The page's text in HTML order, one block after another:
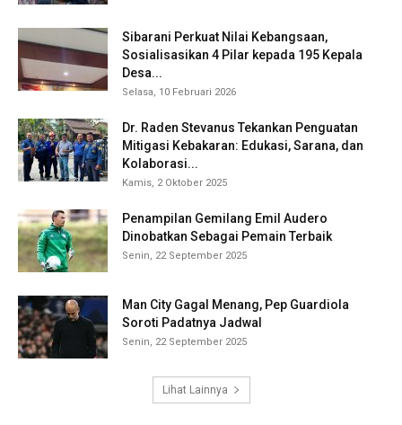
Sibarani Perkuat Nilai Kebangsaan,
Sosialisasikan 4 Pilar kepada 195 Kepala
Desa...
Selasa, 10 Februari 2026
Dr. Raden Stevanus Tekankan Penguatan
Mitigasi Kebakaran: Edukasi, Sarana, dan
Kolaborasi...
Kamis, 2 Oktober 2025
Penampilan Gemilang Emil Audero
Dinobatkan Sebagai Pemain Terbaik
Senin, 22 September 2025
Man City Gagal Menang, Pep Guardiola
Soroti Padatnya Jadwal
Senin, 22 September 2025
Lihat Lainnya